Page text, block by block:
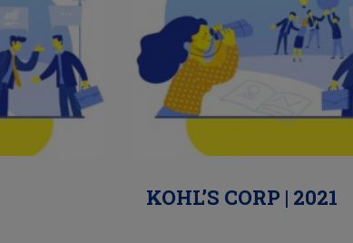
KOHL’S CORP | 2021